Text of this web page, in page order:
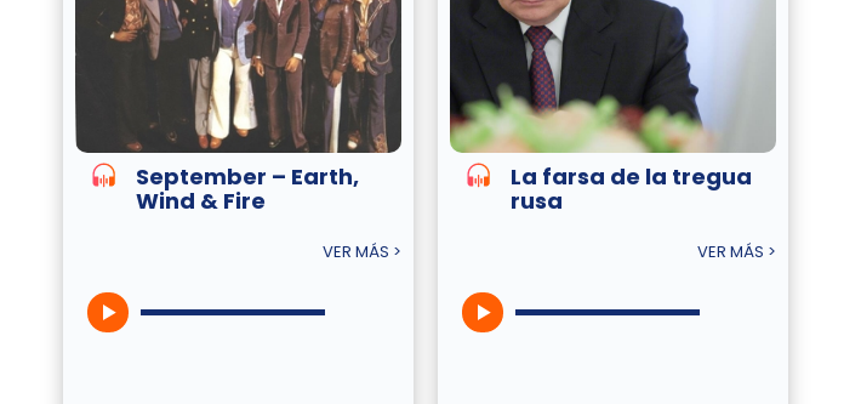
September – Earth,
Wind & Fire
VER MÁS >
La farsa de la tregua
rusa
VER MÁS >